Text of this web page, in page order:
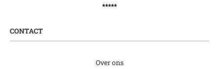
*****
CONTACT
Over ons